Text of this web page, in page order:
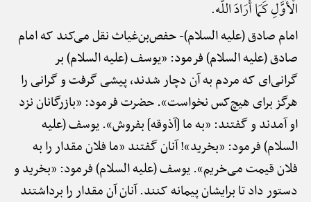
الْأَوَّلِ کَمَا أَرَادَ اللَّه.
امام صادق (علیه السلام)-حفص‌بن‌غیاث نقل می‌کند که امام
صادق (علیه السلام) فرمود: «یوسف (علیه السلام) بر
گرانی‌ای که مردم به آن دچار شدند، پیشی گرفت و گرانی را
هرگز برای هیچ‌کس نخواست». حضرت فرمود: «بازرگانان نزد
او آمدند و گفتند: «به ما [آذوقه] بفروش». یوسف (علیه
السلام) فرمود: «بخرید»! آنان گفتند «ما فلان مقدار را به
فلان قیمت می‌خریم». یوسف (علیه السلام) فرمود: «بخرید و
دستور داد تا برایشان پیمانه کنند. آنان آن مقدار را برداشتند